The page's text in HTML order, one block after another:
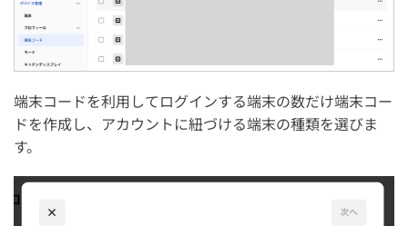
端末コードを利用してログインする端末の数だけ端末コー
ドを作成し、アカウントに紐づける端末の種類を選びま
す。